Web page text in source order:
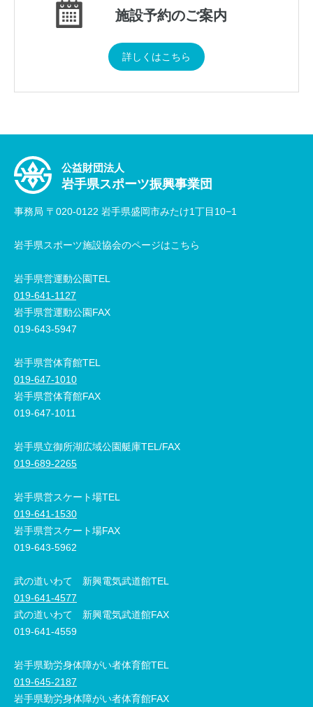
施設予約のご案内
詳しくはこちら
公益財団法人
岩手県スポーツ振興事業団
事務局 〒020-0122 岩手県盛岡市みたけ1丁目10−1
岩手県スポーツ施設協会のページはこちら
岩手県営運動公園TEL
019-641-1127
岩手県営運動公園FAX
019-643-5947
岩手県営体育館TEL
019-647-1010
岩手県営体育館FAX
019-647-1011
岩手県立御所湖広域公園艇庫TEL/FAX
019-689-2265
岩手県営スケート場TEL
019-641-1530
岩手県営スケート場FAX
019-643-5962
武の道いわて 新興電気武道館TEL
019-641-4577
武の道いわて 新興電気武道館FAX
019-641-4559
岩手県勤労身体障がい者体育館TEL
019-645-2187
岩手県勤労身体障がい者体育館FAX